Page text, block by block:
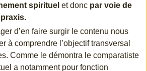
spirituel et donc par voie de
d’en faire surgir le contenu nous
à comprendre l’objectif transversal
Comme le démontra le comparatiste
a notamment pour fonction